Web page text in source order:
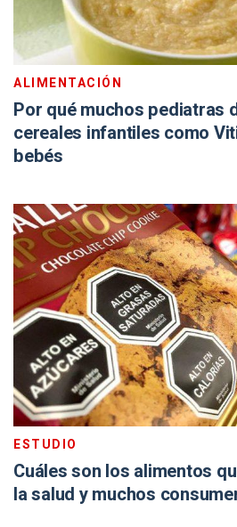
ALIMENTACIÓN
Por qué muchos pediatras
cereales infantiles como
bebés
ESTUDIO
Cuáles son los alimentos
la salud y muchos